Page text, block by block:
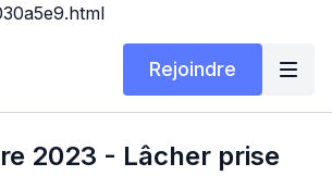
Rejoindre
2023 - Lâcher prise